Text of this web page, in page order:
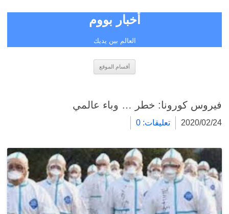
أخبار بووم
العالم بين يديك
أقسام الموقع
فيروس كورونا: خطر … وباء عالمي
2020/02/24 تعليقات: 0